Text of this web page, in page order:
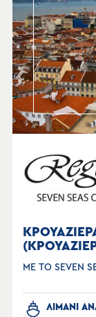
ΜΕ ΤΟ SEVEN
ΛΙΜΑΝΙ